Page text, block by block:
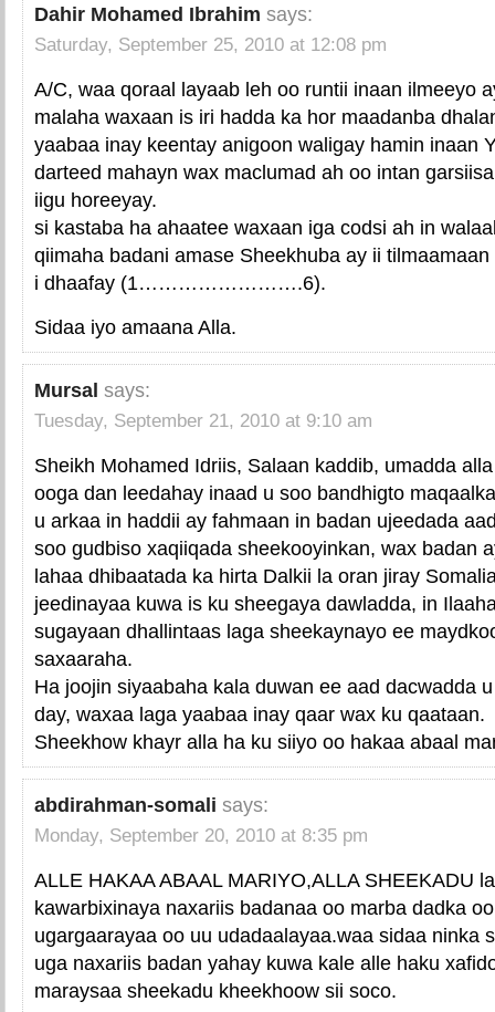
Dahir Mohamed Ibrahim says:
Saturday, September 25, 2010 at 12:08 pm
A/C, waa qoraal layaab leh oo runtii inaan ilmeeyo
malaha waxaan is iri hadda ka hor maadanba
yaabaa inay keentay anigoon waligay hamin inaan
darteed mahayn wax maclumad ah oo intan
iigu horeeyay.
si kastaba ha ahaatee waxaan iga codsi ah in
qiimaha badani amase Sheekhuba ay ii
i dhaafay (1…………………….6).
Sidaa iyo amaana Alla.
Mursal says:
Tuesday, September 21, 2010 at 9:10 am
Sheikh Mohamed Idriis, Salaan kaddib, umadda
ooga dan leedahay inaad u soo bandhigto
u arkaa in haddii ay fahmaan in badan ujeedada
soo gudbiso xaqiiqada sheekooyinkan, wax badan
lahaa dhibaatada ka hirta Dalkii la oran jiray
jeedinayaa kuwa is ku sheegaya dawladda, in
sugayaan dhallintaas laga sheekaynayo ee
saxaaraha.
Ha joojin siyaabaha kala duwan ee aad dacwadda
day, waxaa laga yaabaa inay qaar wax ku qaataan.
Sheekhow khayr alla ha ku siiyo oo hakaa abaal
abdirahman-somali says:
Monday, September 20, 2010 at 8:35 pm
ALLE HAKAA ABAAL MARIYO,ALLA SHEEKADU
kawarbixinaya naxariis badanaa oo marba dadka
ugargaarayaa oo uu udadaalayaa.waa sidaa ninka
uga naxariis badan yahay kuwa kale alle haku
maraysaa sheekadu kheekhoow sii soco.